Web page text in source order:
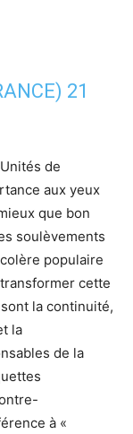
21
de
aux yeux
que bon
soulèvements
populaire
cette
la continuité,
la
de la
à «